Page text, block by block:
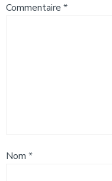
Commentaire *
Nom *